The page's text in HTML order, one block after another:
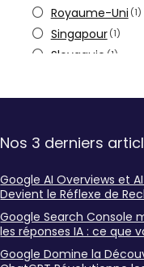
Royaume-Uni (1)
Singapour (1)
Slovaquie (1)
Nos 3 derniers
Google AI Overviews et
Devient le Réflexe de
Google Search Console
les réponses IA : ce que
Google Domine la